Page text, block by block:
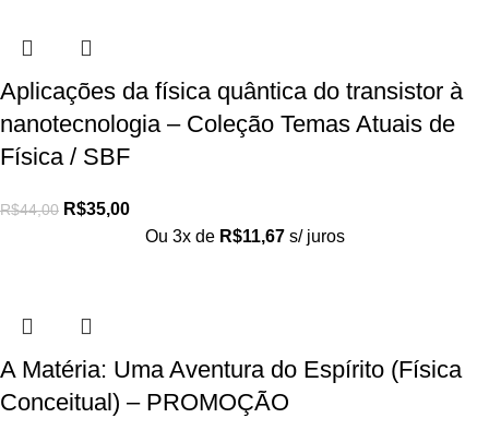
Aplicações da física quântica do transistor à
nanotecnologia – Coleção Temas Atuais de
Física / SBF
R$44,00 R$35,00
Ou 3x de R$11,67 s/ juros
A Matéria: Uma Aventura do Espírito (Física
Conceitual) – PROMOÇÃO